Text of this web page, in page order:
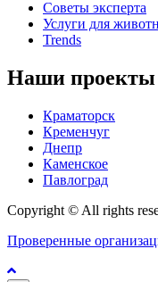
Советы эксперта
Услуги для
Trends
Наши проекты
Краматорск
Кременчуг
Днепр
Каменское
Павлоград
Copyright © All rights
Проверенные